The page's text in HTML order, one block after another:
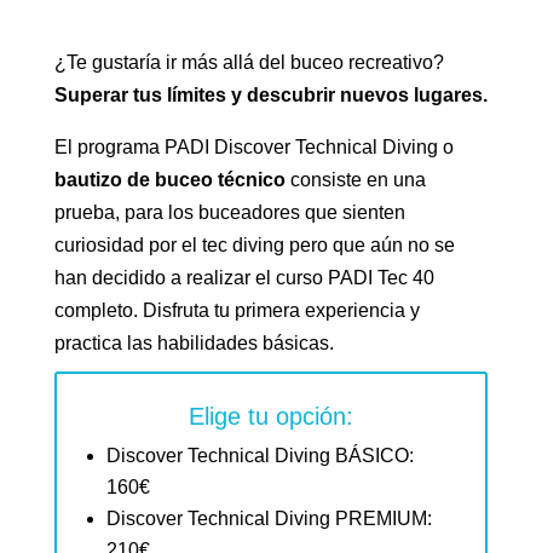
¿Te gustaría ir más allá del buceo recreativo?
Superar tus límites y descubrir nuevos lugares.
El programa PADI Discover Technical Diving o
bautizo de buceo técnicoconsiste en una
prueba, para los buceadores que sienten
curiosidad por el tec diving pero que aún no se
han decidido a realizar el curso PADI Tec 40
completo. Disfruta tu primera experiencia y
practica las habilidades básicas.
Elige tu opción:
Discover Technical Diving BÁSICO:
160€
Discover Technical Diving PREMIUM: